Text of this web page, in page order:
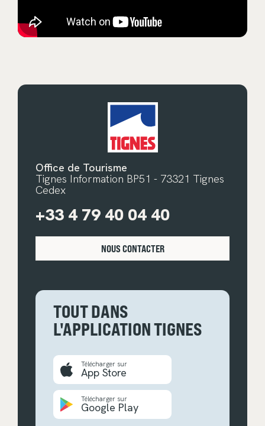
Office de Tourisme
Tignes Information BP51 - 73321 Tignes
Cedex
+33 4 79 40 04 40
NOUS CONTACTER
TOUT DANS
L'APPLICATION TIGNES
Télécharger sur
App Store
Télécharger sur
Google Play